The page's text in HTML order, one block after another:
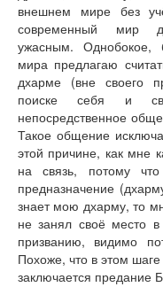
внешнем мире без
современный мир
ужасным. Однобокое,
мира предлагаю
дхарме (вне своего
поиске себя и
непосредственное
Такое общение
этой причине, как мне
на связь, потому
предназначение
знает мою дхарму, то
не занял своё место
призванию, видимо
Похоже, что в этом шаге
заключается предание